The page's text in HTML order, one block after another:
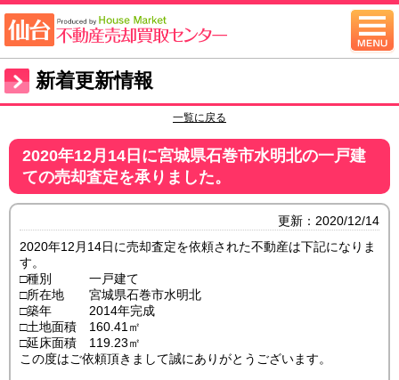
新着更新情報
一覧に戻る
2020年12月14日に宮城県石巻市水明北の一戸建
ての売却査定を承りました。
更新：2020/12/14
2020年12月14日に売却査定を依頼された不動産は下記になりま
す。
□種別 一戸建て
□所在地 宮城県石巻市水明北
□築年 2014年完成
□土地面積 160.41㎡
□延床面積 119.23㎡
この度はご依頼頂きまして誠にありがとうございます。